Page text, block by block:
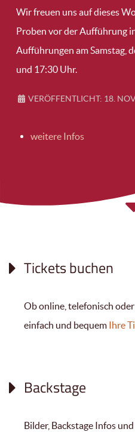
Wir freuen uns auf dieses
Proben vor der Aufführung
Aufführungen am Samstag,
und 17:30 Uhr.
VERÖFFENTLICHT: 18.
weitere Infos
Tickets buchen
Ob online, telefonisch
einfach und bequem Ihre
Backstage
Bilder, Backstage Infos